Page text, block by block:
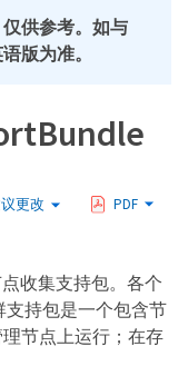
供参考。如与
版为准。
更改 PDF
收集支持包。各个
支持包是一个包含节
节点上运行；在存